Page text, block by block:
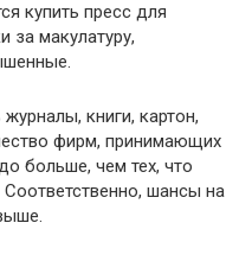
купить пресс для
за макулатуру,
книги, картон,
фирм, принимающих
больше, чем тех, что
шансы на